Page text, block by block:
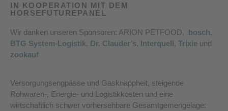
IN KOOPERATION MIT DEM
HORSEFUTUREPANEL
Wir danken unseren Sponsoren: ARION PETFOOD, bosch,
BTG System-Logistik, Dr. Clauder’s, Interquell, Trixie und
zookauf
Versorgungsengpässe und Gasknappheit, steigende
Rohwaren-, Energie- und Logistikkosten und eine
wirtschaftlich schwer vorhersehbare Gesamtgemengelage: